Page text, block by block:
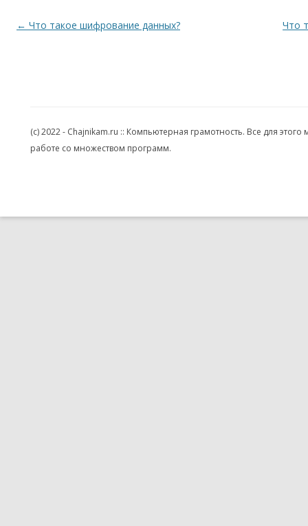
Навигация по записям
← Что такое шифрование данных? Что
(c) 2022 - Chajnikam.ru :: Компьютерная грамотность. Все для
работе со множеством программ.